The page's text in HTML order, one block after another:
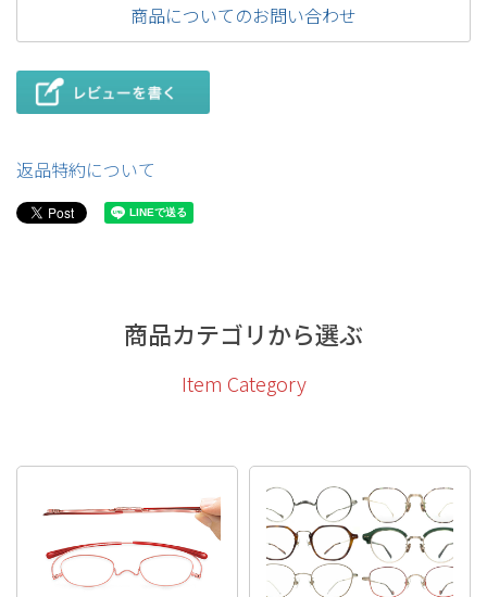
商品についてのお問い合わせ
返品特約について
商品カテゴリから選ぶ
Item Category